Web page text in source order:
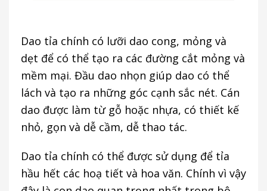
Dao tỉa chính có lưỡi dao cong, mỏng và
dẹt để có thể tạo ra các đường cắt mỏng và
mềm mại. Đầu dao nhọn giúp dao có thể
lách và tạo ra những góc cạnh sắc nét. Cán
dao được làm từ gỗ hoặc nhựa, có thiết kế
nhỏ, gọn và dễ cầm, dễ thao tác.
Dao tỉa chính có thể được sử dụng để tỉa
hầu hết các hoạ tiết và hoa văn. Chính vì vậy